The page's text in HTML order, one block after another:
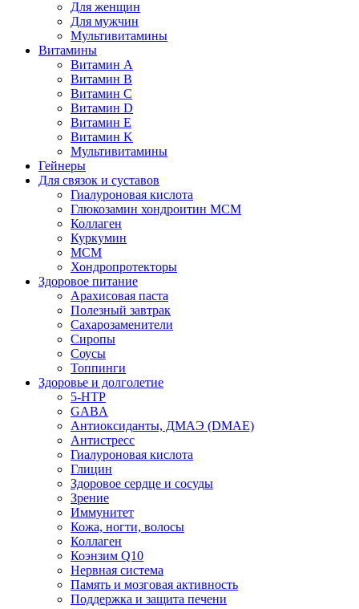
Для женщин
Для мужчин
Мультивитамины
Витамины
Витамин A
Витамин B
Витамин C
Витамин D
Витамин E
Витамин K
Мультивитамины
Гейнеры
Для связок и суставов
Гиалуроновая кислота
Глюкозамин хондроитин МСМ
Коллаген
Куркумин
МСМ
Хондропротекторы
Здоровое питание
Арахисовая паста
Полезный завтрак
Сахарозаменители
Сиропы
Соусы
Топпинги
Здоровье и долголетие
5-HTP
GABA
Антиоксиданты, ДМАЭ (DMAE)
Антистресс
Гиалуроновая кислота
Глицин
Здоровое сердце и сосуды
Зрение
Иммунитет
Кожа, ногти, волосы
Коллаген
Коэнзим Q10
Нервная система
Память и мозговая активность
Поддержка и защита печени